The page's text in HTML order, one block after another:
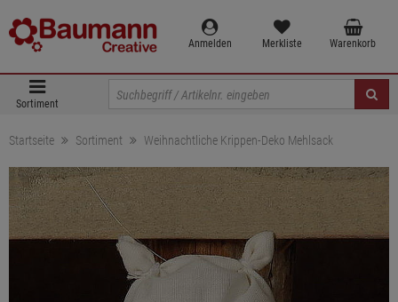
Anmelden Merkliste Warenkorb
Sortiment
Startseite Sortiment Weihnachtliche Krippen-Deko Mehlsack